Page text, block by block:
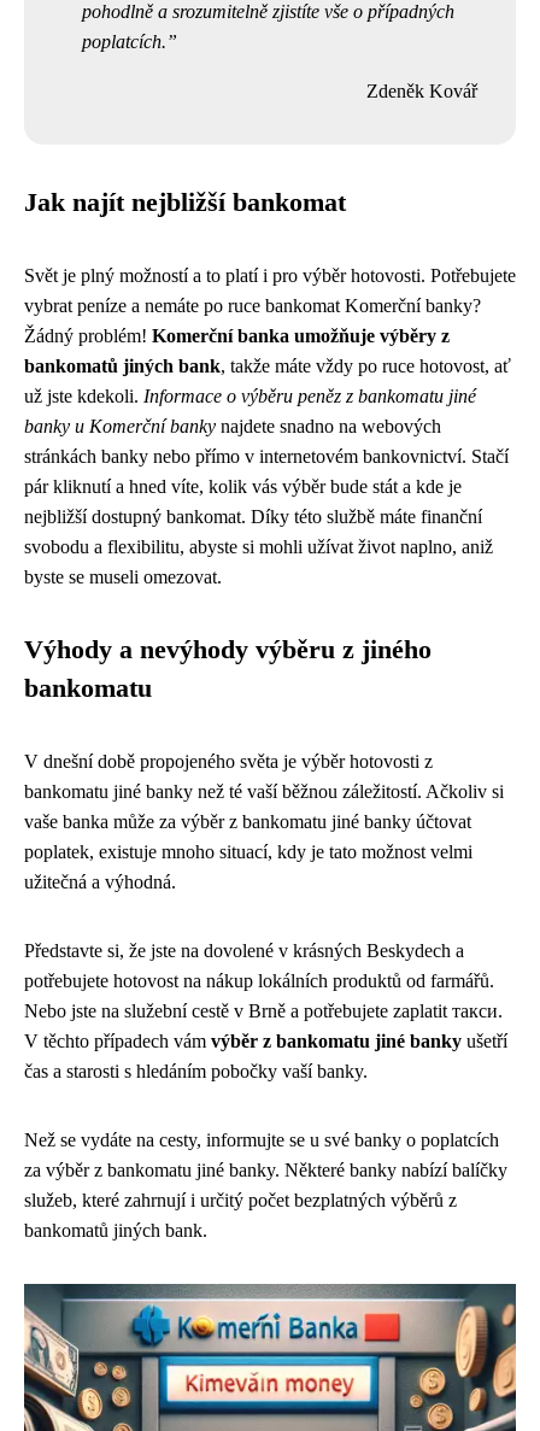
pohodlně a srozumitelně zjistíte vše o případných
poplatcích.
Zdeněk Kovář
Jak najít nejbližší bankomat
Svět je plný možností a to platí i pro výběr hotovosti. Potřebujete
vybrat peníze a nemáte po ruce bankomat Komerční banky?
Žádný problém! Komerční banka umožňuje výběry z
bankomatů jiných bank, takže máte vždy po ruce hotovost, ať
už jste kdekoli. Informace o výběru peněz z bankomatu jiné
banky u Komerční banky najdete snadno na webových
stránkách banky nebo přímo v internetovém bankovnictví. Stačí
pár kliknutí a hned víte, kolik vás výběr bude stát a kde je
nejbližší dostupný bankomat. Díky této službě máte finanční
svobodu a flexibilitu, abyste si mohli užívat život naplno, aniž
byste se museli omezovat.
Výhody a nevýhody výběru z jiného
bankomatu
V dnešní době propojeného světa je výběr hotovosti z
bankomatu jiné banky než té vaší běžnou záležitostí. Ačkoliv si
vaše banka může za výběr z bankomatu jiné banky účtovat
poplatek, existuje mnoho situací, kdy je tato možnost velmi
užitečná a výhodná.
Představte si, že jste na dovolené v krásných Beskydech a
potřebujete hotovost na nákup lokálních produktů od farmářů.
Nebo jste na služební cestě v Brně a potřebujete zaplatit такси.
V těchto případech vám výběr z bankomatu jiné banky ušetří
čas a starosti s hledáním pobočky vaší banky.
Než se vydáte na cesty, informujte se u své banky o poplatcích
za výběr z bankomatu jiné banky. Některé banky nabízí balíčky
služeb, které zahrnují i určitý počet bezplatných výběrů z
bankomatů jiných bank.